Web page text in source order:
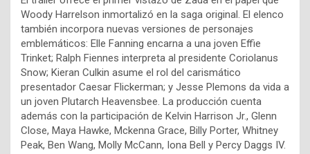
Woody Harrelson inmortalizó en la saga original. El elenco
también incorpora nuevas versiones de personajes
emblemáticos: Elle Fanning encarna a una joven Effie
Trinket; Ralph Fiennes interpreta al presidente Coriolanus
Snow; Kieran Culkin asume el rol del carismático
presentador Caesar Flickerman; y Jesse Plemons da vida a
un joven Plutarch Heavensbee. La producción cuenta
además con la participación de Kelvin Harrison Jr., Glenn
Close, Maya Hawke, Mckenna Grace, Billy Porter, Whitney
Peak, Ben Wang, Molly McCann, Iona Bell y Percy Daggs IV.